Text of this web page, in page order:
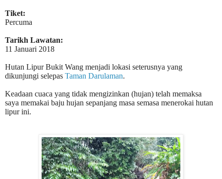
Tiket:
Percuma
Tarikh Lawatan:
11 Januari 2018
Hutan Lipur Bukit Wang menjadi lokasi seterusnya yang
dikunjungi selepas Taman Darulaman.
Keadaan cuaca yang tidak mengizinkan (hujan) telah memaksa
saya memakai baju hujan sepanjang masa semasa menerokai hutan
lipur ini.